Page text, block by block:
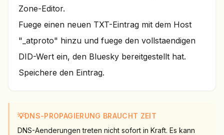
Zone-Editor.
Fuege einen neuen TXT-Eintrag mit dem Host
"_atproto" hinzu und fuege den vollstaendigen
DID-Wert ein, den Bluesky bereitgestellt hat.
Speichere den Eintrag.
💡DNS-PROPAGIERUNG BRAUCHT ZEIT
DNS-Aenderungen treten nicht sofort in Kraft. Es kann